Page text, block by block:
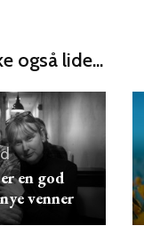
også lide...
en god
venner